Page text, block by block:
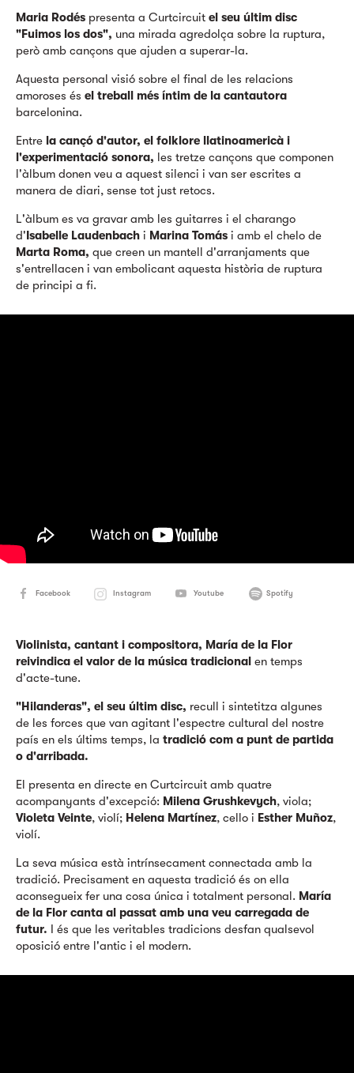
Maria Rodés presenta a Curtcircuit el seu últim disc
"Fuimos los dos", una mirada agredolça sobre la ruptura,
però amb cançons que ajuden a superar-la.
Aquesta personal visió sobre el final de les relacions
amoroses és el treball més íntim de la cantautora
barcelonina.
Entre la cançó d'autor, el folklore llatinoamericà i
l'experimentació sonora, les tretze cançons que componen
l'àlbum donen veu a aquest silenci i van ser escrites a
manera de diari, sense tot just retocs.
L'àlbum es va gravar amb les guitarres i el charango
d'Isabelle Laudenbach i Marina Tomás i amb el chelo de
Marta Roma, que creen un mantell d'arranjaments que
s'entrellacen i van embolicant aquesta història de ruptura
de principi a fi.
Facebook Instagram Youtube Spotify
Violinista, cantant i compositora, María de la Flor
reivindica el valor de la música tradicional en temps
d'acte-tune.
"Hilanderas", el seu últim disc, recull i sintetitza algunes
de les forces que van agitant l'espectre cultural del nostre
país en els últims temps, la tradició com a punt de partida
o d'arribada.
El presenta en directe en Curtcircuit amb quatre
acompanyants d'excepció: Milena Grushkevych, viola;
Violeta Veinte, violí; Helena Martínez, cello i Esther Muñoz,
violí.
La seva música està intrínsecament connectada amb la
tradició. Precisament en aquesta tradició és on ella
aconsegueix fer una cosa única i totalment personal. María
de la Flor canta al passat amb una veu carregada de
futur. I és que les veritables tradicions desfan qualsevol
oposició entre l'antic i el modern.